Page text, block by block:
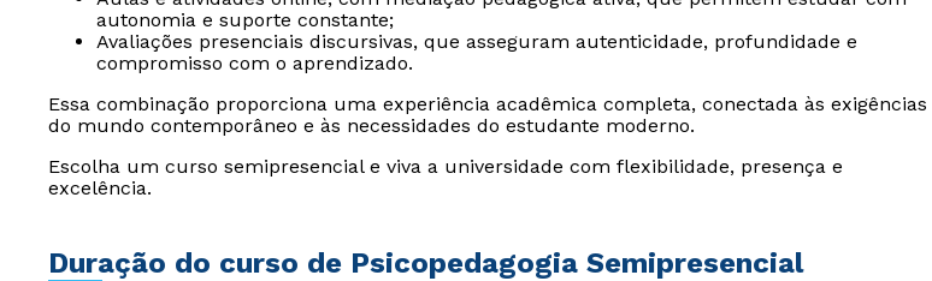
autonomia e suporte constante;
Avaliações presenciais discursivas, que asseguram autenticidade, profundidade e
compromisso com o aprendizado.
Essa combinação proporciona uma experiência acadêmica completa, conectada às exigências
do mundo contemporâneo e às necessidades do estudante moderno.
Escolha um curso semipresencial e viva a universidade com flexibilidade, presença e
excelência.
Duração do curso de Psicopedagogia Semipresencial